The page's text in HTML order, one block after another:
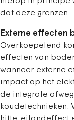
dat deze grenzen
Externe effecten
Overkoepelend
effecten van
wanneer externe
impact op het
de integrale
koudetechnieken.